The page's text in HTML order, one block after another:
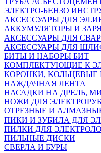
ЭЛЕКТРО-БЕНЗО
АКСЕССУАРЫ ДЛЯ
АККУМУЛЯТОРЫ И
АКСЕССУАРЫ ДЛЯ
АКСЕССУАРЫ ДЛЯ
БИТЫ И НАБОРЫ БИТ
КОМПЛЕКТУЮЩИЕ К
КОРОНКИ,
НАЖДАЧНАЯ ЛЕНТА
НАСАДКИ НА ДРЕЛЬ,
НОЖИ ДЛЯ
ОТРЕЗНЫЕ И
ПИКИ И ЗУБИЛА ДЛЯ
ПИЛКИ ДЛЯ
ПИЛЬНЫЕ ДИСКИ
СВЕРЛА И БУРЫ